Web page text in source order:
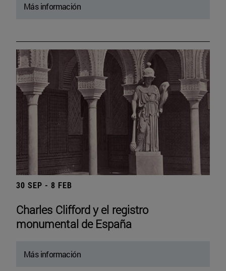
Más información
30 SEP - 8 FEB
Charles Clifford y el registro
monumental de España
Más información